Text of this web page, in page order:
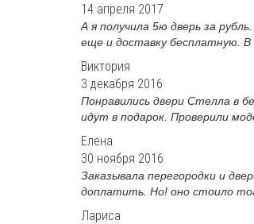
14 апреля 2017
А я получила 5ю дверь за
еще и доставку бесплатную. В
Виктория
3 декабря 2016
Понравились двери Стелла в
идут в подарок. Проверили
Елена
30 ноября 2016
Заказывала перегородки и
доплатить. Но! оно стоило
Лариса